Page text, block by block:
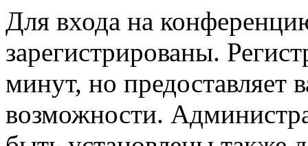
Для входа на
зарегистрированы.
минут, но предоставляет
возможности.